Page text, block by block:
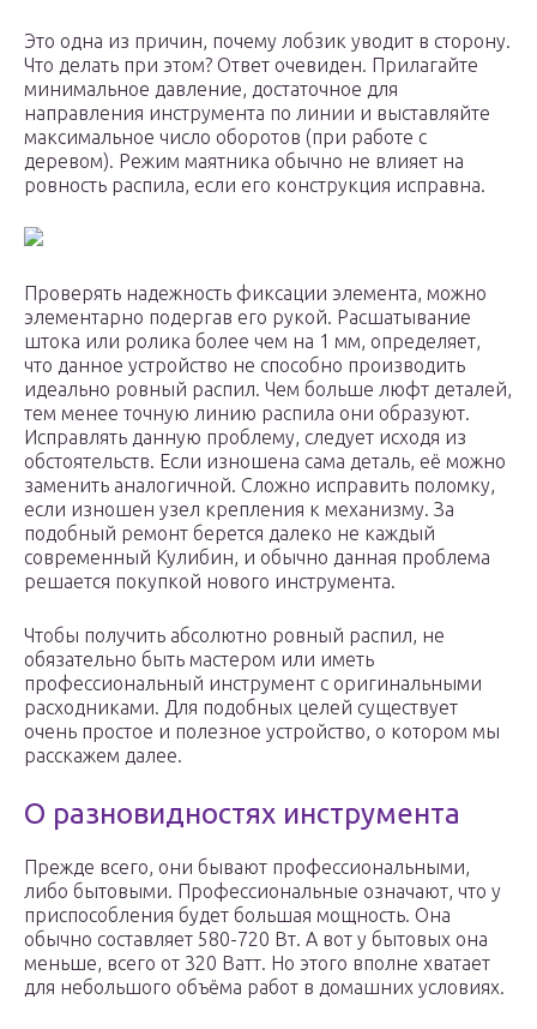
Это одна из причин, почему лобзик уводит в сторону.
Что делать при этом? Ответ очевиден. Прилагайте
минимальное давление, достаточное для
направления инструмента по линии и выставляйте
максимальное число оборотов (при работе с
деревом). Режим маятника обычно не влияет на
ровность распила, если его конструкция исправна.
Проверять надежность фиксации элемента, можно
элементарно подергав его рукой. Расшатывание
штока или ролика более чем на 1 мм, определяет,
что данное устройство не способно производить
идеально ровный распил. Чем больше люфт деталей,
тем менее точную линию распила они образуют.
Исправлять данную проблему, следует исходя из
обстоятельств. Если изношена сама деталь, её можно
заменить аналогичной. Сложно исправить поломку,
если изношен узел крепления к механизму. За
подобный ремонт берется далеко не каждый
современный Кулибин, и обычно данная проблема
решается покупкой нового инструмента.
Чтобы получить абсолютно ровный распил, не
обязательно быть мастером или иметь
профессиональный инструмент с оригинальными
расходниками. Для подобных целей существует
очень простое и полезное устройство, о котором мы
расскажем далее.
О разновидностях инструмента
Прежде всего, они бывают профессиональными,
либо бытовыми. Профессиональные означают, что у
приспособления будет большая мощность. Она
обычно составляет 580-720 Вт. А вот у бытовых она
меньше, всего от 320 Ватт. Но этого вполне хватает
для небольшого объёма работ в домашних условиях.